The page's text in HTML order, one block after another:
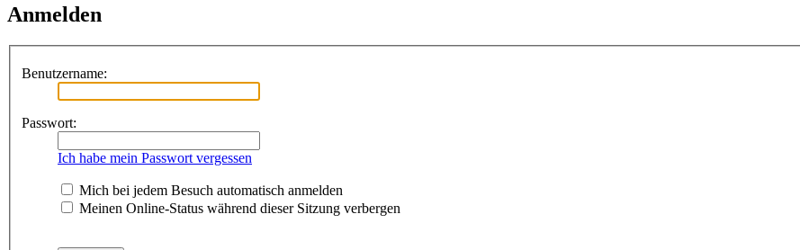
Anmelden
Benutzername:
Passwort:
Ich habe mein Passwort vergessen
Mich bei jedem Besuch automatisch anmelden
Meinen Online-Status während dieser Sitzung verbergen